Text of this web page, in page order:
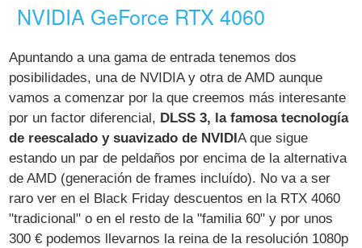
NVIDIA GeForce RTX 4060
Apuntando a una gama de entrada tenemos dos
posibilidades, una de NVIDIA y otra de AMD aunque
vamos a comenzar por la que creemos más interesante
por un factor diferencial, DLSS 3, la famosa tecnología
de reescalado y suavizado de NVIDIA que sigue
estando un par de peldaños por encima de la alternativa
de AMD (generación de frames incluído). No va a ser
raro ver en el Black Friday descuentos en la RTX 4060
"tradicional" o en el resto de la "familia 60" y por unos
300 € podemos llevarnos la reina de la resolución 1080p